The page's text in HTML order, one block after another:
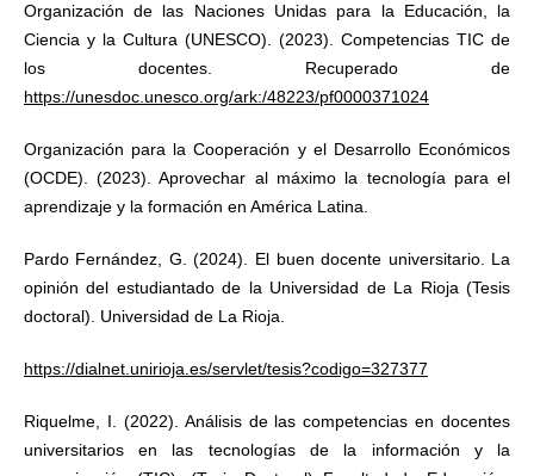
Organización de las Naciones Unidas para la Educación, la
Ciencia y la Cultura (UNESCO). (2023). Competencias TIC de
los docentes. Recuperado de
https://unesdoc.unesco.org/ark:/48223/pf0000371024
Organización para la Cooperación y el Desarrollo Económicos
(OCDE). (2023). Aprovechar al máximo la tecnología para el
aprendizaje y la formación en América Latina.
Pardo Fernández, G. (2024). El buen docente universitario. La
opinión del estudiantado de la Universidad de La Rioja (Tesis
doctoral). Universidad de La Rioja.
https://dialnet.unirioja.es/servlet/tesis?codigo=327377
Riquelme, I. (2022). Análisis de las competencias en docentes
universitarios en las tecnologías de la información y la